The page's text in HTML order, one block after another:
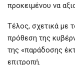
προκειμένου να
Τέλος, σχετικά με
πρόθεση της
της «παράδοσης
επιτροπή.